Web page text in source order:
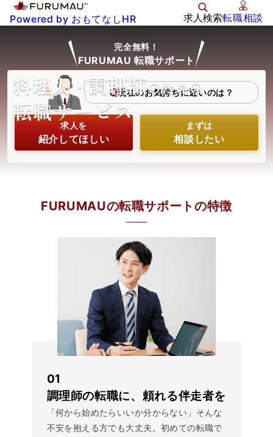
Powered by おもてなしHR 求人検索転職相談
完全無料！
FURUMAU 転職サポート
Q現在のお気持ちに近いのは？
求人を
紹介してほしい
まずは
相談したい
FURUMAUの転職サポートの特徴
01
調理師の転職に、頼れる伴走者を
「何から始めたらいいか分からない」そんな
不安を抱える方でも大丈夫。初めての転職で